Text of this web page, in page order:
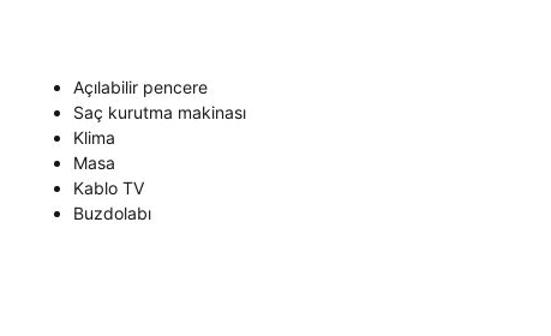
Açılabilir pencere
Saç kurutma makinası
Klima
Masa
Kablo TV
Buzdolabı